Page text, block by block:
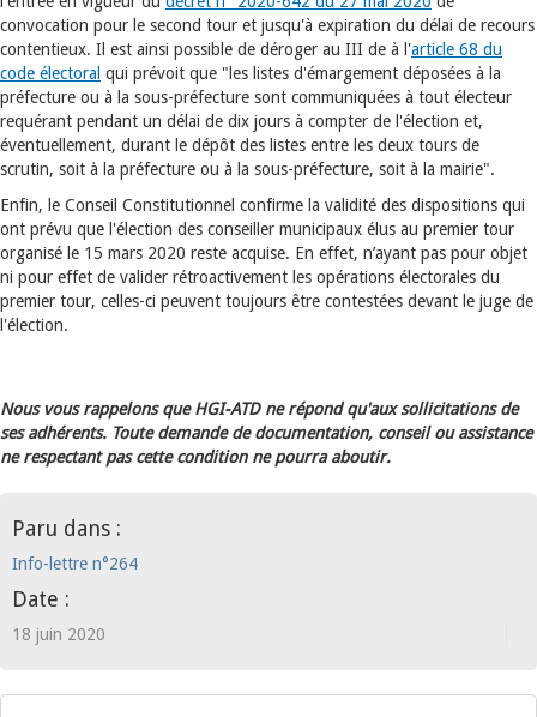
convocation pour le second tour et jusqu'à expiration du délai de recours
contentieux. Il est ainsi possible de déroger au III de à l'article 68 du
code électoral qui prévoit que "les listes d'émargement déposées à la
préfecture ou à la sous-préfecture sont communiquées à tout électeur
requérant pendant un délai de dix jours à compter de l'élection et,
éventuellement, durant le dépôt des listes entre les deux tours de
scrutin, soit à la préfecture ou à la sous-préfecture, soit à la mairie".
Enfin, le Conseil Constitutionnel confirme la validité des dispositions qui
ont prévu que l'élection des conseiller municipaux élus au premier tour
organisé le 15 mars 2020 reste acquise. En effet, n’ayant pas pour objet
ni pour effet de valider rétroactivement les opérations électorales du
premier tour, celles-ci peuvent toujours être contestées devant le juge de
l'élection.
Nous vous rappelons que HGI-ATD ne répond qu'aux sollicitations de
ses adhérents. Toute demande de documentation, conseil ou assistance
ne respectant pas cette condition ne pourra aboutir.
Paru dans :
Info-lettre n°264
Date :
18 juin 2020